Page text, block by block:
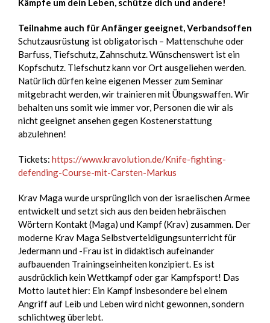
Teilnahme auch für Anfänger geeignet, Verbandsoffen
Schutzausrüstung ist obligatorisch – Mattenschuhe oder
Barfuss, Tiefschutz, Zahnschutz. Wünschenswert ist ein
Kopfschutz. Tiefschutz kann vor Ort ausgeliehen werden.
Natürlich dürfen keine eigenen Messer zum Seminar
mitgebracht werden, wir trainieren mit Übungswaffen. Wir
behalten uns somit wie immer vor, Personen die wir als
nicht geeignet ansehen gegen Kostenerstattung
abzulehnen!
Tickets: https://www.kravolution.de/Knife-fighting-
defending-Course-mit-Carsten-Markus
Krav Maga wurde ursprünglich von der israelischen Armee
entwickelt und setzt sich aus den beiden hebräischen
Wörtern Kontakt (Maga) und Kampf (Krav) zusammen. Der
moderne Krav Maga Selbstverteidigungsunterricht für
Jedermann und -Frau ist in didaktisch aufeinander
aufbauenden Trainingseinheiten konzipiert. Es ist
ausdrücklich kein Wettkampf oder gar Kampfsport! Das
Motto lautet hier: Ein Kampf insbesondere bei einem
Angriff auf Leib und Leben wird nicht gewonnen, sondern
schlichtweg überlebt.